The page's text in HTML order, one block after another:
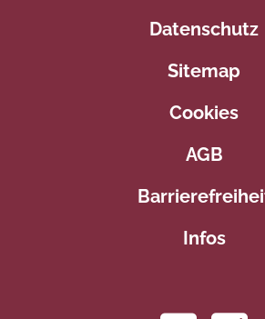
Datenschutz
Sitemap
Cookies
AGB
Infos